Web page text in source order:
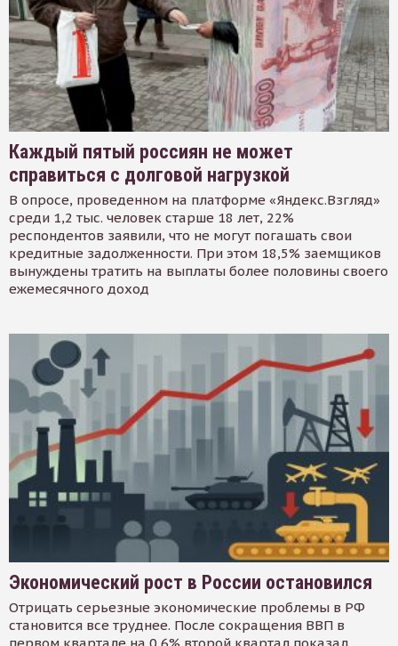
Каждый пятый россиян не может
справиться с долговой нагрузкой
В опросе, проведенном на платформе «Яндекс.Взгляд»
среди 1,2 тыс. человек старше 18 лет, 22%
респондентов заявили, что не могут погашать свои
кредитные задолженности. При этом 18,5% заемщиков
вынуждены тратить на выплаты более половины своего
ежемесячного доход
Экономический рост в России остановился
Отрицать серьезные экономические проблемы в РФ
становится все труднее. После сокращения ВВП в